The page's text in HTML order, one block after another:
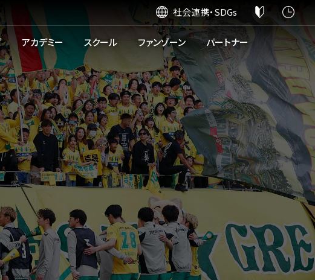
社会連携・SDGs
アカデミー スクール ファンゾーン パートナー